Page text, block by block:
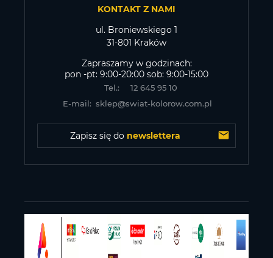
KONTAKT Z NAMI
ul. Broniewskiego 1
31-801 Kraków
Zapraszamy w godzinach:
pon -pt: 9:00-20:00 sob: 9:00-15:00
Tel.:
12 645 95 10
E-mail: sklep@swiat-kolorow.com.pl
Zapisz się do newslettera